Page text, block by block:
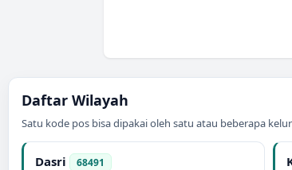
Daftar Wilayah
Satu kode pos bisa dipakai oleh satu atau beberapa
Dasri 68491